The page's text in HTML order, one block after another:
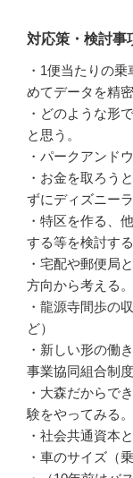
対応策・検討事
・1便当たりの
めてデータを精
・どのような形
と思う。
・パークアンド
・お金を取ろう
ずにディズニー
・特区を作る、
する等を検討する
・宅配や郵便局
方向から考える。
・龍源寺間歩の
ど）
・新しい形の働
事業協同組合制
・大森だからで
験をやってみる。
・社会共通資本
・車のサイズ（